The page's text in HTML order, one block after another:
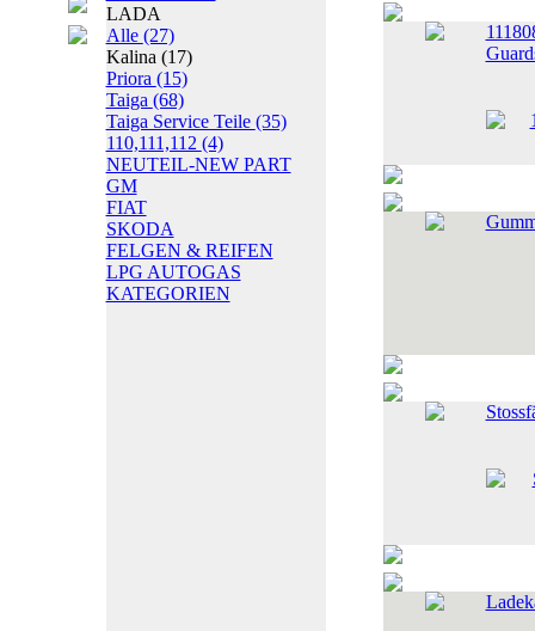
LADA
Alle (27)
Kalina (17)
Priora (15)
Taiga (68)
Taiga Service Teile (35)
110,111,112 (4)
NEUTEIL-NEW PART
GM
FIAT
SKODA
FELGEN & REIFEN
LPG AUTOGAS
KATEGORIEN